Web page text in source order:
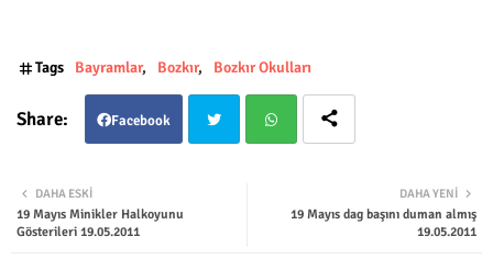
Tags Bayramlar Bozkır Bozkır Okulları
Facebook
DAHA YENI
19 Mayıs dag başını duman almış
19.05.2011
DAHA ESKI
19 Mayıs Minikler Halkoyunu
Gösterileri 19.05.2011